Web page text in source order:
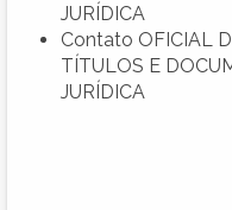
JURÍDICA
Contato OFICIAL
TÍTULOS E
JURÍDICA